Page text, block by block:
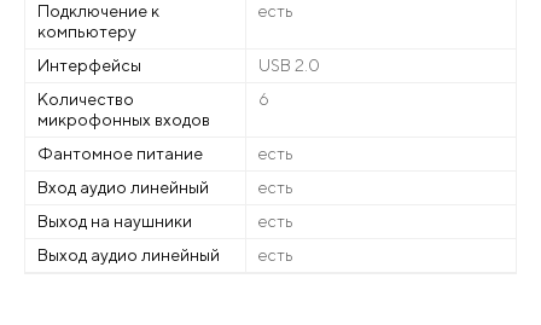
Подключение к
компьютеру
есть
Интерфейсы
USB 2.0
Количество
микрофонных входов
6
Фантомное питание
есть
Вход аудио линейный
есть
Выход на наушники
есть
Выход аудио линейный
есть